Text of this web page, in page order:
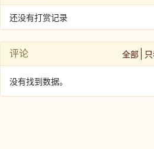
还没有打赏记录
评论 全部
没有找到数据。